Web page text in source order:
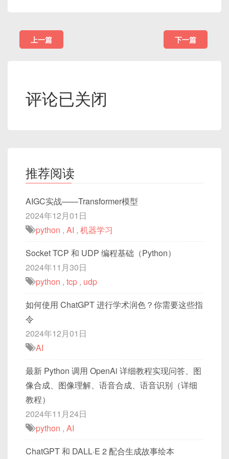
上一篇 下一篇
评论已关闭
推荐阅读
AIGC实战——Transformer模型
2024年12月01日
python , AI , 机器学习
Socket TCP 和 UDP 编程基础（Python）
2024年11月30日
python , tcp , udp
如何使用 ChatGPT 进行学术润色？你需要这些指
令
2024年12月01日
AI
最新 Python 调用 OpenAi 详细教程实现问答、图
像合成、图像理解、语音合成、语音识别（详细
教程）
2024年11月24日
python , AI
ChatGPT 和 DALL·E 2 配合生成故事绘本